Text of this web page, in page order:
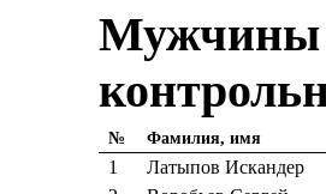
Мужчины
№ Фамилия, имя
1 Латыпов Искандер